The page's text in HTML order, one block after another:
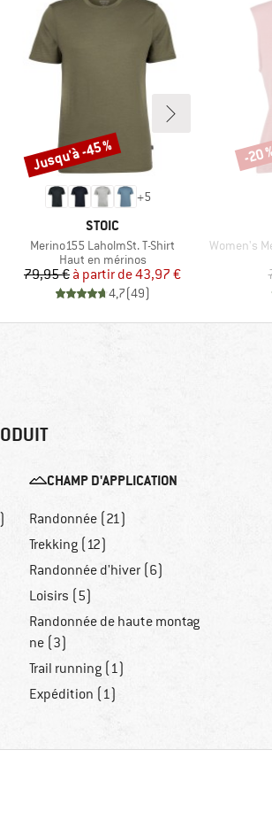
+5
MARQUE
STOIC
Article
Merino155 LaholmSt. T-Shirt
Product group
Haut en mérinos
Prix
79,95 € Prix réduit
à partir de43,97 €
4,7(49)
Remise
Jusqu'à -45 %
Article
Women's
-20
CHAMP D'APPLICATION
Randonnée (21)
Trekking (12)
Randonnée d'hiver (6)
Loisirs (5)
Randonnée de haute montag
ne (3)
Trail running (1)
Expédition (1)